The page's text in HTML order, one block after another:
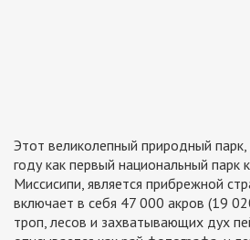
Этот великолепный природный
году как первый национальный парк
Миссисипи, является прибрежной
включает в себя 47 000 акров (19
троп, лесов и захватывающих дух